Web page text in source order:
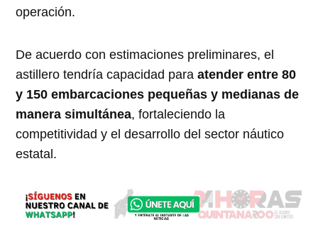
operación.
De acuerdo con estimaciones preliminares, el
astillero tendría capacidad paraatender entre 80
y 150 embarcaciones pequeñas y medianas de
manera simultánea, fortaleciendo la
competitividad y el desarrollo del sector náutico
estatal.